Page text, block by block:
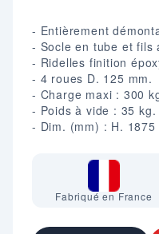
- Entièrement
- Socle en tube et fils
- Ridelles finition
- 4 roues D. 125 mm.
- Charge maxi : 300
- Poids à vide : 35 kg.
- Dim. (mm) : H. 1875
Fabriqué en France